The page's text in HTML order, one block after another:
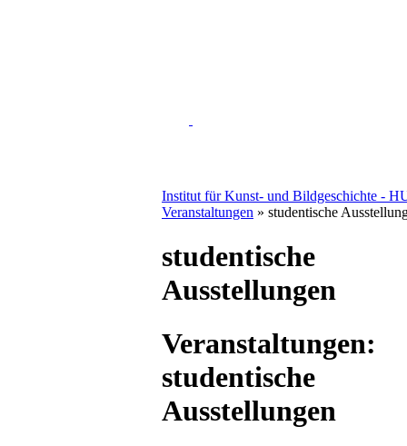
Institut für Kunst- und Bildgeschichte -
Veranstaltungen » studentische
studentische
Ausstellungen
Veranstaltungen:
studentische
Ausstellungen